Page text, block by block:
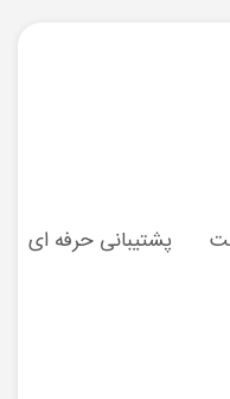
پشتیبانی حرفه ای